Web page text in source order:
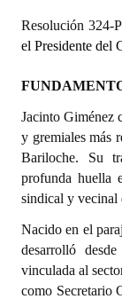
DOCUMENTOS
Informes de
Proyectos
Dictámenes
Actas de Sesión
Informes de
Ejecución
Resolución 324-
el Presidente del
Jacinto Giménez
y gremiales más
Bariloche. Su
profunda huella
sindical y vecinal
Nacido en el
desarrolló
vinculada al
como Secretario